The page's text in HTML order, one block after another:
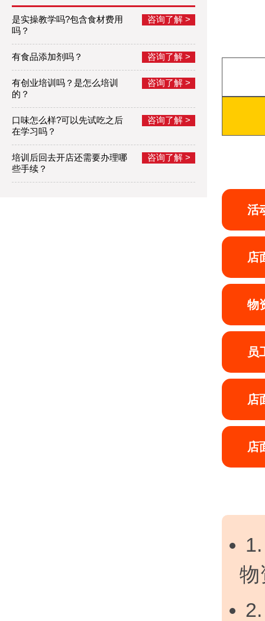
是实操教学吗?包含食材费用
吗？
咨询了解 >
有食品添加剂吗？ 咨询了解 >
有创业培训吗？是怎么培训
的？
咨询了解 >
口味怎么样?可以先试吃之后
在学习吗？
咨询了解 >
培训后回去开店还需要办理哪
些手续？
咨询了解 >
活
店
物
员
店
店
物